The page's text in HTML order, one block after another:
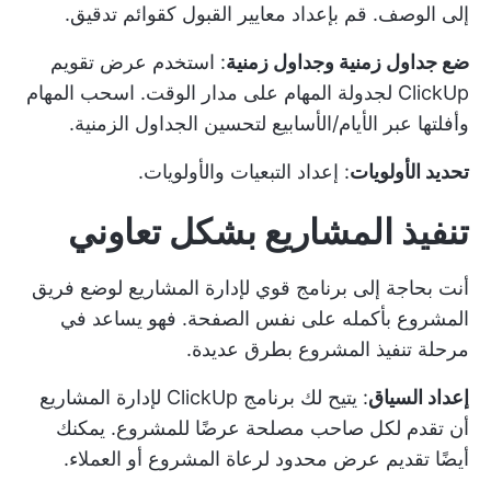
إلى الوصف. قم بإعداد معايير القبول كقوائم تدقيق.
ضع جداول زمنية وجداول زمنية: استخدم عرض تقويم
ClickUp لجدولة المهام على مدار الوقت. اسحب المهام
وأفلتها عبر الأيام/الأسابيع لتحسين الجداول الزمنية.
تحديد الأولويات: إعداد التبعيات والأولويات.
تنفيذ المشاريع بشكل تعاوني
أنت بحاجة إلى برنامج قوي لإدارة المشاريع لوضع فريق
المشروع بأكمله على نفس الصفحة. فهو يساعد في
مرحلة تنفيذ المشروع بطرق عديدة.
إعداد السياق
: يتيح لك برنامج ClickUp لإدارة المشاريع
أن تقدم لكل صاحب مصلحة عرضًا للمشروع. يمكنك
أيضًا تقديم عرض محدود لرعاة المشروع أو العملاء.